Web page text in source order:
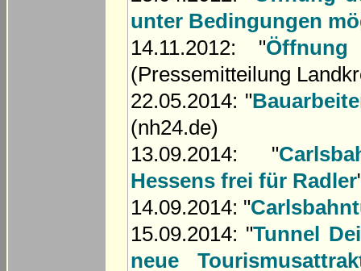
unter Bedingungen
14.11.2012: "
(Pressemitteilung
22.05.2014: "
(nh24.de)
13.09.2014: "
Hessens frei für Radler
14.09.2014: "
15.09.2014: "Tunnel
neue